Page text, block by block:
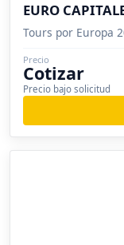
EURO
Tours por Europa
Precio
Cotizar
Precio bajo solicitud